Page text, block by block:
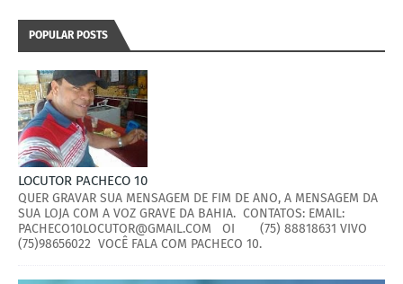
POPULAR POSTS
LOCUTOR PACHECO 10
QUER GRAVAR SUA MENSAGEM DE FIM DE ANO, A MENSAGEM DA
SUA LOJA COM A VOZ GRAVE DA BAHIA. CONTATOS: EMAIL:
PACHECO10LOCUTOR@GMAIL.COM OI (75) 88818631 VIVO
(75)98656022 VOCÊ FALA COM PACHECO 10.